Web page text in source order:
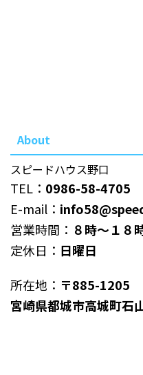
About
スピードハウス野口
TEL： 0986-58-4705
E-mail：
営業時間： ８時～１８
定休日： 日曜日
所在地： 〒885-1205
宮崎県都城市高城町石